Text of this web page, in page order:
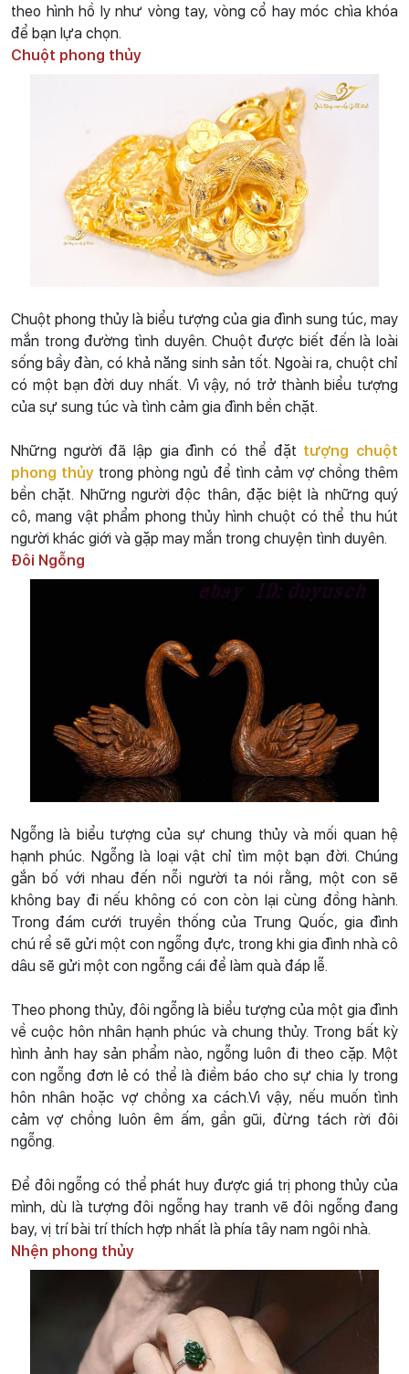
theo hình hồ ly như vòng tay, vòng cổ hay móc chìa khóa
để bạn lựa chọn.
Chuột phong thủy
Chuột phong thủy là biểu tượng của gia đình sung túc, may
mắn trong đường tình duyên. Chuột được biết đến là loài
sống bầy đàn, có khả năng sinh sản tốt. Ngoài ra, chuột chỉ
có một bạn đời duy nhất. Vì vậy, nó trở thành biểu tượng
của sự sung túc và tình cảm gia đình bền chặt.
Những người đã lập gia đình có thể đặt tượng chuột
phong thủy trong phòng ngủ để tình cảm vợ chồng thêm
bền chặt. Những người độc thân, đặc biệt là những quý
cô, mang vật phẩm phong thủy hình chuột có thể thu hút
người khác giới và gặp may mắn trong chuyện tình duyên.
Đôi Ngỗng
Ngỗng là biểu tượng của sự chung thủy và mối quan hệ
hạnh phúc. Ngỗng là loại vật chỉ tìm một bạn đời. Chúng
gắn bố với nhau đến nỗi người ta nói rằng, một con sẽ
không bay đi nếu không có con còn lại cùng đồng hành.
Trong đám cưới truyền thống của Trung Quốc, gia đình
chú rể sẽ gửi một con ngỗng đực, trong khi gia đình nhà cô
dâu sẽ gửi một con ngỗng cái để làm quà đáp lễ.
Theo phong thủy, đôi ngỗng là biểu tượng của một gia đình
về cuộc hôn nhân hạnh phúc và chung thủy. Trong bất kỳ
hình ảnh hay sản phẩm nào, ngỗng luôn đi theo cặp. Một
con ngỗng đơn lẻ có thể là điềm báo cho sự chia ly trong
hôn nhân hoặc vợ chồng xa cách.Vì vậy, nếu muốn tình
cảm vợ chồng luôn êm ấm, gần gũi, đừng tách rời đôi
ngỗng.
Để đôi ngỗng có thể phát huy được giá trị phong thủy của
mình, dù là tượng đôi ngỗng hay tranh vẽ đôi ngỗng đang
bay, vị trí bài trí thích hợp nhất là phía tây nam ngôi nhà.
Nhện phong thủy